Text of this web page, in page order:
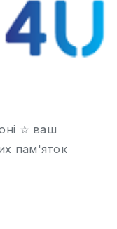
☆ ваш
пам'яток